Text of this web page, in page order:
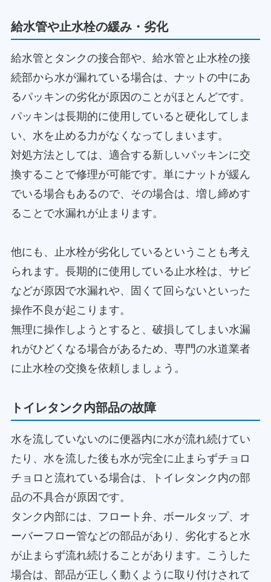
給水管や止水栓の緩み・劣化
給水管とタンクの接合部や、給水管と止水栓の接
続部から水が漏れている場合は、ナットの中にあ
るパッキンの劣化が原因のことがほとんどです。
パッキンは長期的に使用していると硬化してしま
い、水を止める力がなくなってしまいます。
対処方法としては、適合する新しいパッキンに交
換することで修理が可能です。単にナットが緩ん
でいる場合もあるので、その場合は、増し締めす
ることで水漏れが止まります。
他にも、止水栓が劣化しているということも考え
られます。長期的に使用している止水栓は、サビ
などが原因で水漏れや、固くて回らないといった
操作不良が起こります。
無理に操作しようとすると、破損してしまい水漏
れがひどくなる場合があるため、専門の水道業者
に止水栓の交換を依頼しましょう。
トイレタンク内部品の故障
水を流していないのに便器内に水が流れ続けてい
たり、水を流した後も水が完全に止まらずチョロ
チョロと流れている場合は、トイレタンク内の部
品の不具合が原因です。
タンク内部には、フロート弁、ボールタップ、オ
ーバーフロー管などの部品があり、劣化すると水
が止まらず流れ続けることがあります。こうした
場合は、部品が正しく動くように取り付けされて